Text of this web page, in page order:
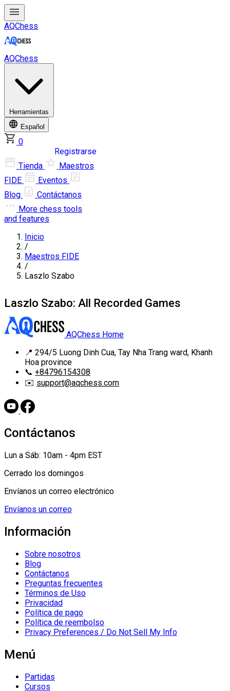
AQChess
AQChess
Herramientas
Español
0
Registrarse
Tienda
Maestros
FIDE
Eventos
Blog
Contáctanos
More chess tools
and features
Inicio
/
Maestros FIDE
/
Laszlo Szabo
Laszlo Szabo: All Recorded Games
AQChess Home
📍 294/5 Luong Dinh Cua, Tay Nha Trang ward, Khanh
Hoa province
📞 +84796154308
✉️ support@aqchess.com
Contáctanos
Lun a Sáb: 10am - 4pm EST
Cerrado los domingos
Envíanos un correo electrónico
Envíanos un correo
Información
Sobre nosotros
Blog
Contáctanos
Preguntas frecuentes
Términos de Uso
Privacidad
Política de pago
Política de reembolso
Privacy Preferences / Do Not Sell My Info
Menú
Partidas
Cursos